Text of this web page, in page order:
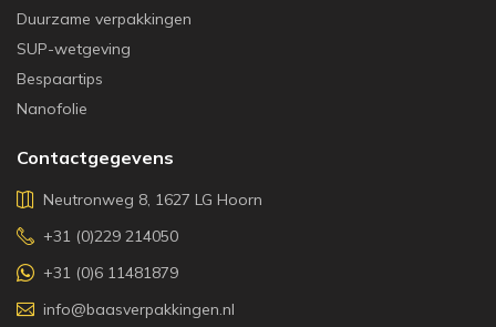
Duurzame verpakkingen
SUP-wetgeving
Bespaartips
Nanofolie
Contactgegevens
Neutronweg 8, 1627 LG Hoorn
+31 (0)229 214050
+31 (0)6 11481879
info@baasverpakkingen.nl